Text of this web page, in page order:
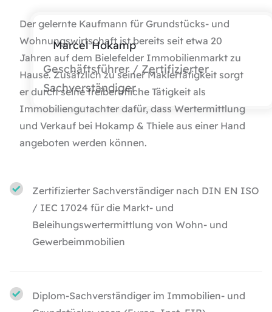
Marcel Hokamp
Geschäftsführer / Zertifizierter
Sachverständiger
Der gelernte Kaufmann für Grundstücks- und
Wohnungswirtschaft ist bereits seit etwa 20
Jahren auf dem Bielefelder Immobilienmarkt zu
Hause. Zusätzlich zu seiner Maklertätigkeit sorgt
er durch seine freiberufliche Tätigkeit als
Immobiliengutachter dafür, dass Wertermittlung
und Verkauf bei Hokamp & Thiele aus einer Hand
angeboten werden können.
Zertifizierter Sachverständiger nach DIN EN ISO
/ IEC 17024 für die Markt- und
Beleihungswertermittlung von Wohn- und
Gewerbeimmobilien
Diplom-Sachverständiger im Immobilien- und